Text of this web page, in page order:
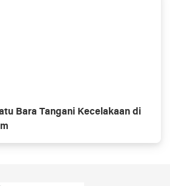
Bara Tangani Kecelakaan di